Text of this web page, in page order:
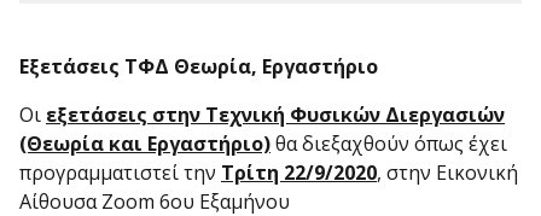
Εξετάσεις ΤΦΔ Θεωρία, Εργαστήριο
Οι εξετάσεις στην Τεχνική Φυσικών Διεργασιών
(Θεωρία και Εργαστήριο)θα διεξαχθούν όπως έχει
προγραμματιστεί την Τρίτη 22/9/2020, στην Εικονική
Αίθουσα Zoom 6ου Εξαμήνου